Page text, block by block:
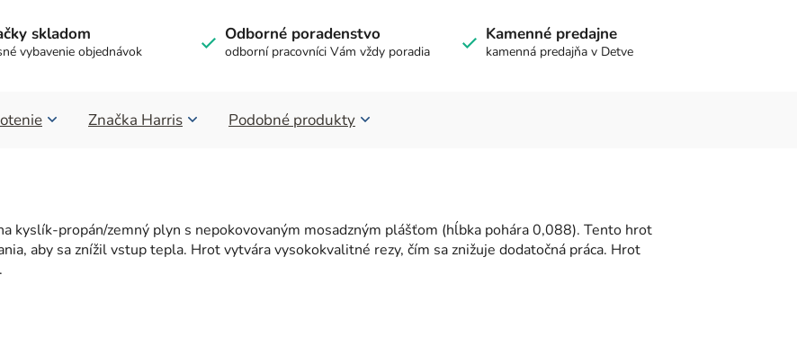
skladom
vybavenie objednávok
Odborné poradenstvo
odborní pracovníci Vám vždy poradia
Kamenné predajne
kamenná predajňa v Detve
Značka Harris Podobné produkty
kyslík-propán/zemný plyn s nepokovovaným mosadzným plášťom (hĺbka pohára 0,088). Tento hrot
aby sa znížil vstup tepla. Hrot vytvára vysokokvalitné rezy, čím sa znižuje dodatočná práca. Hrot